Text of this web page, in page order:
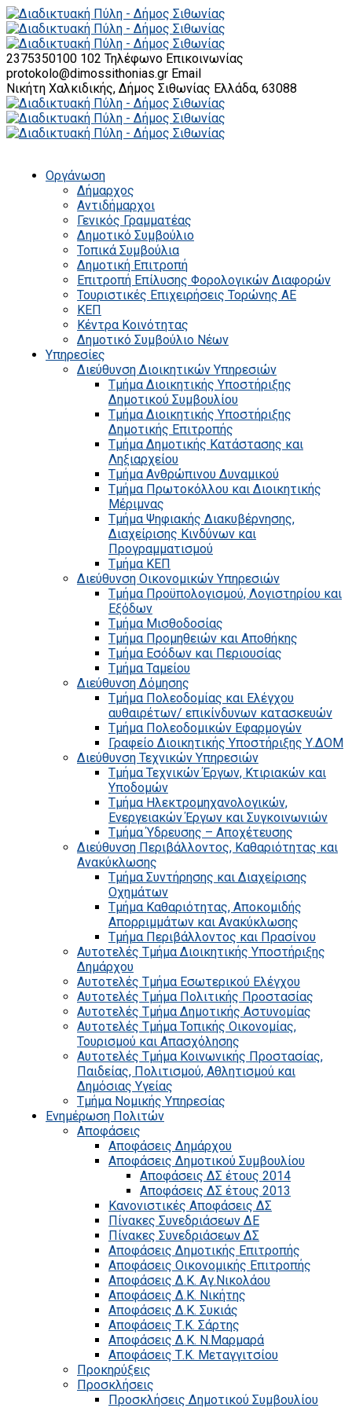
2375350100 102 Τηλέφωνο Επικοινωνίας
protokolo@dimossithonias.gr Email
Νικήτη Χαλκιδικής, Δήμος Σιθωνίας Ελλάδα, 63088
Οργάνωση
Δήμαρχος
Αντιδήμαρχοι
Γενικός Γραμματέας
Δημοτικό Συμβούλιο
Τοπικά Συμβούλια
Δημοτική Επιτροπή
Επιτροπή Επίλυσης Φορολογικών Διαφορών
Τουριστικές Επιχειρήσεις Τορώνης ΑΕ
ΚΕΠ
Κέντρα Κοινότητας
Δημοτικό Συμβούλιο Νέων
Υπηρεσίες
Διεύθυνση Διοικητικών Υπηρεσιών
Τμήμα Διοικητικής Υποστήριξης
Δημοτικού Συμβουλίου
Τμήμα Διοικητικής Υποστήριξης
Δημοτικής Επιτροπής
Τμήμα Δημοτικής Κατάστασης και
Ληξιαρχείου
Τμήμα Ανθρώπινου Δυναμικού
Τμήμα Πρωτοκόλλου και Διοικητικής
Μέριμνας
Τμήμα Ψηφιακής Διακυβέρνησης,
Διαχείρισης Κινδύνων και
Προγραμματισμού
Τμήμα ΚΕΠ
Διεύθυνση Οικονομικών Υπηρεσιών
Τμήμα Προϋπολογισμού, Λογιστηρίου και
Εξόδων
Τμήμα Μισθοδοσίας
Τμήμα Προμηθειών και Αποθήκης
Τμήμα Εσόδων και Περιουσίας
Τμήμα Ταμείου
Διεύθυνση Δόμησης
Τμήμα Πολεοδομίας και Ελέγχου
αυθαιρέτων/ επικίνδυνων κατασκευών
Τμήμα Πολεοδομικών Εφαρμογών
Γραφείο Διοικητικής Υποστήριξης Υ.ΔΟΜ
Διεύθυνση Τεχνικών Υπηρεσιών
Τμήμα Τεχνικών Έργων, Κτιριακών και
Υποδομών
Τμήμα Ηλεκτρομηχανολογικών,
Ενεργειακών Έργων και Συγκοινωνιών
Τμήμα Ύδρευσης – Αποχέτευσης
Διεύθυνση Περιβάλλοντος, Καθαριότητας και
Ανακύκλωσης
Τμήμα Συντήρησης και Διαχείρισης
Οχημάτων
Τμήμα Καθαριότητας, Αποκομιδής
Απορριμμάτων και Ανακύκλωσης
Τμήμα Περιβάλλοντος και Πρασίνου
Αυτοτελές Τμήμα Διοικητικής Υποστήριξης
Δημάρχου
Αυτοτελές Τμήμα Εσωτερικού Ελέγχου
Αυτοτελές Τμήμα Πολιτικής Προστασίας
Αυτοτελές Τμήμα Δημοτικής Αστυνομίας
Αυτοτελές Τμήμα Τοπικής Οικονομίας,
Τουρισμού και Απασχόλησης
Αυτοτελές Τμήμα Κοινωνικής Προστασίας,
Παιδείας, Πολιτισμού, Αθλητισμού και
Δημόσιας Υγείας
Τμήμα Νομικής Υπηρεσίας
Ενημέρωση Πολιτών
Αποφάσεις
Αποφάσεις Δημάρχου
Αποφάσεις Δημοτικού Συμβουλίου
Αποφάσεις ΔΣ έτους 2014
Αποφάσεις ΔΣ έτους 2013
Κανονιστικές Αποφάσεις ΔΣ
Πίνακες Συνεδριάσεων ΔΕ
Πίνακες Συνεδριάσεων ΔΣ
Αποφάσεις Δημοτικής Επιτροπής
Αποφάσεις Οικονομικής Επιτροπής
Αποφάσεις Δ.Κ. Αγ.Νικολάου
Αποφάσεις Δ.Κ. Νικήτης
Αποφάσεις Δ.Κ. Συκιάς
Αποφάσεις Τ.Κ. Σάρτης
Αποφάσεις Δ.Κ. Ν.Μαρμαρά
Αποφάσεις Τ.Κ. Μεταγγιτσίου
Προκηρύξεις
Προσκλήσεις
Προσκλήσεις Δημοτικού Συμβουλίου